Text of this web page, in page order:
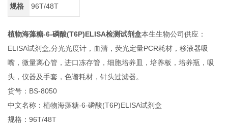
规格 96T/48T
植物海藻糖-6-磷酸(T6P)ELISA检测试剂盒本生生物公司供应：
ELISA试剂盒,分光光度计，血清，荧光定量PCR耗材，移液器吸
嘴，微量离心管，进口冻存管，细胞培养皿，培养板，培养瓶，吸
头，仪器及手套，色谱耗材，针头过滤器。
货号：BS-8050
中文名称：植物海藻糖-6-磷酸(T6P)ELISA试剂盒
规格：96T/48T